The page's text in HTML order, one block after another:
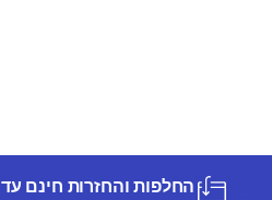
החלפות והחזרות חינם עד 365 ימים ממועד הרכישה